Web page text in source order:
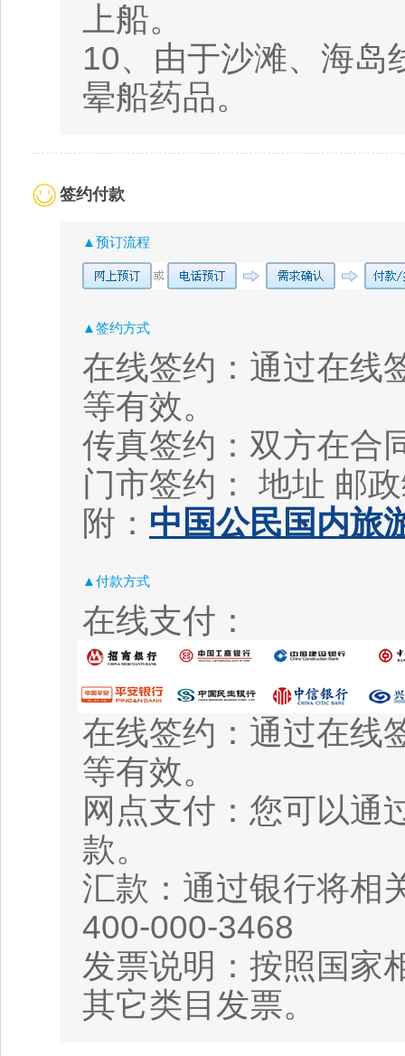
上船。
10、由于沙滩、海岛
晕船药品。
签约付款
▲预订流程
▲签约方式
在线签约：通过在线
等有效。
传真签约：双方在合
门市签约： 地址 邮
附： 中国公民国内旅
▲付款方式
在线支付：
在线签约：通过在线
等有效。
网点支付：您可以通
款。
汇款：通过银行将相
400-000-3468
发票说明：按照国家
其它类目发票。